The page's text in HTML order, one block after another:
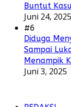
Buntut
Juni 24, 2025
#6
Diduga
Sampai
Menampik
Juni 3, 2025